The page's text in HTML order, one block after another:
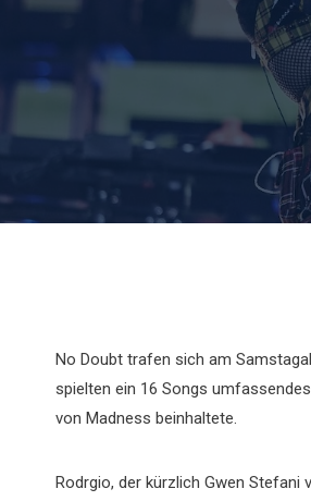
No Doubt trafen sich am
spielten ein 16 Songs
von Madness beinhaltete.
Rodrgio, der kürzlich Gwen Stefani